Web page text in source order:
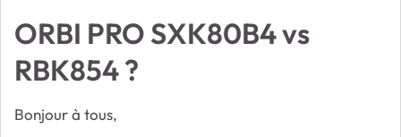
ORBI PRO SXK80B4 vs
RBK854 ?
Bonjour à tous,